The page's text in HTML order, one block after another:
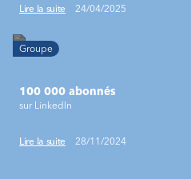
l'humain
sportifs, corporate &
KLANIK ont pu soutenir
les associations de leur
Lire la suite 24/04/2025
Groupe
100 000 abonnés
sur LinkedIn
Lire la suite 28/11/2024